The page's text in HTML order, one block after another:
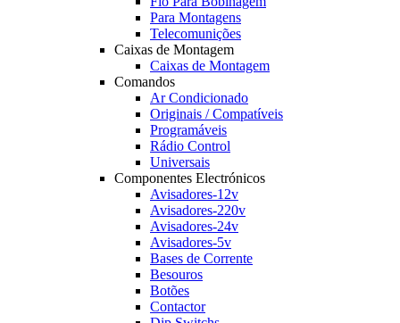
Para Montagens
Telecomunições
Caixas de Montagem
Caixas de Montagem
Comandos
Ar Condicionado
Originais / Compatíveis
Programáveis
Rádio Control
Universais
Componentes Electrónicos
Avisadores-12v
Avisadores-220v
Avisadores-24v
Avisadores-5v
Bases de Corrente
Besouros
Botões
Contactor